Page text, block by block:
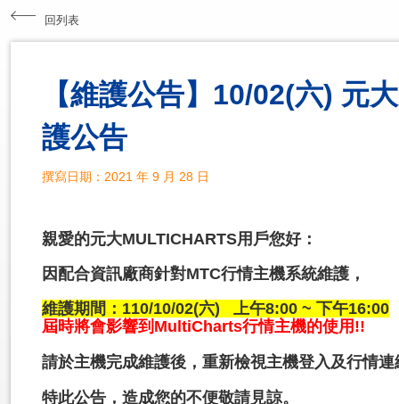
回列表
【維護公告】10/02(六) 元
護公告
撰寫日期：2021 年 9 月 28 日
親愛的元大MULTICHARTS用戶您好：
因配合資訊廠商針對MTC行情主機系統維護，
維護期間：110/10/02(六) 上午8:00 ~ 下午16:00
屆時將會影響到MultiCharts行情主機的使用!!
請於主機完成維護後，重新檢視主機登入及行情連
特此公告，造成您的不便敬請見諒。